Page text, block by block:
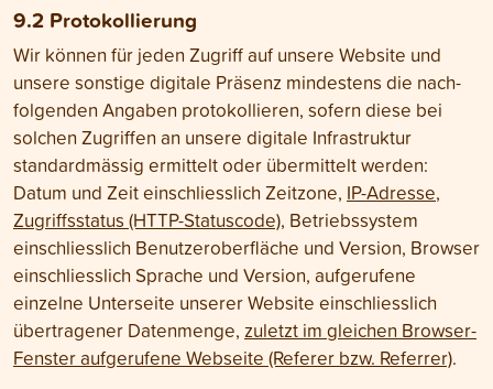
9.2 Protokollierung
Wir können für jeden Zugriff auf unsere Website und
unsere sonstige digitale Präsenz mindestens die nach­
folgenden Angaben protokollieren, sofern diese bei
solchen Zugriffen an unsere digitale Infrastruktur
standard­mässig ermittelt oder über­mittelt werden:
Datum und Zeit einschliesslich Zeit­zone, IP-Adresse,
Zugriffs­status (HTTP-Statuscode), Betriebs­system
einschliesslich Benutzer­oberfläche und Version, Browser
einschliesslich Sprache und Version, aufgerufene
einzelne Unterseite unserer Website einschliesslich
übertragener Daten­menge, zuletzt im gleichen Browser-
Fenster aufgerufene Webseite (Referer bzw. Referrer).